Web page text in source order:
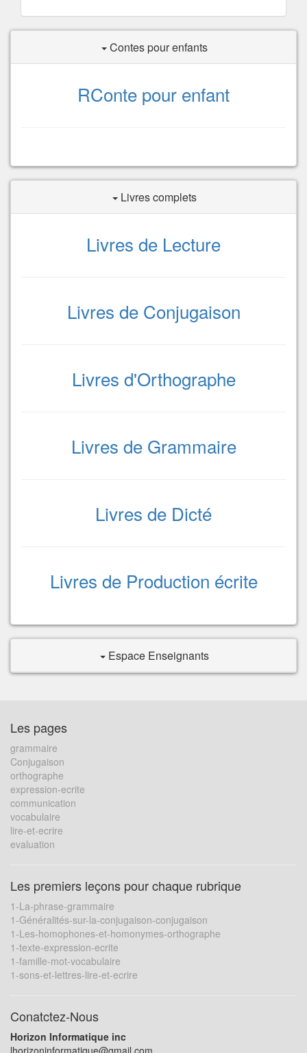
Contes pour enfants
RConte pour enfant
Livres complets
Livres de Lecture
Livres de Conjugaison
Livres d'Orthographe
Livres de Grammaire
Livres de Dicté
Livres de Production écrite
Espace Enseignants
Les pages
grammaire
Conjugaison
orthographe
expression-ecrite
communication
vocabulaire
lire-et-ecrire
evaluation
Les premiers leçons pour chaque rubrique
1-La-phrase-grammaire
1-Généralités-sur-la-conjugaison-conjugaison
1-Les-homophones-et-homonymes-orthographe
1-texte-expression-ecrite
1-famille-mot-vocabulaire
1-sons-et-lettres-lire-et-ecrire
Conatctez-Nous
Horizon Informatique inc